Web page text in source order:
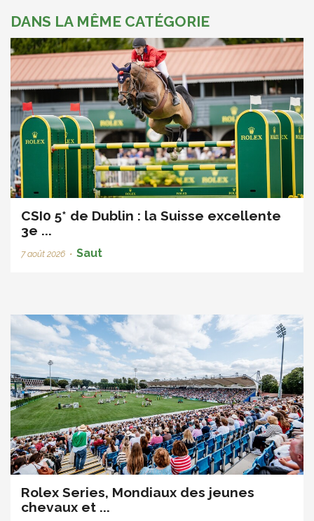
DANS LA MÊME CATÉGORIE
CSI0 5* de Dublin : la Suisse excellente
3e ...
7 août 2026 • Saut
Rolex Series, Mondiaux des jeunes
chevaux et ...